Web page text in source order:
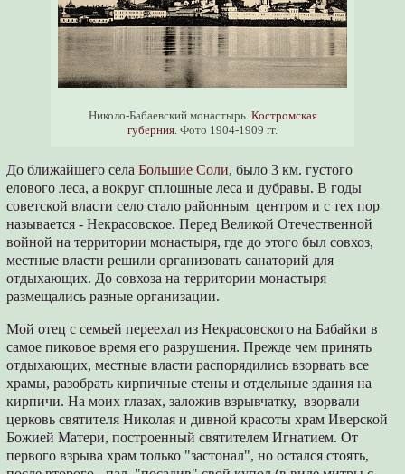
Николо-Бабаевский монастырь. Костромская
губерния. Фото 1904-1909 гг.
До ближайшего селаБольшие Соли, было 3 км. густого
елового леса, а вокруг сплошные леса и дубравы. В годы
советской власти село стало районным центром и с тех пор
называется - Некрасовское. Перед Великой Отечественной
войной на территории монастыря, где до этого был совхоз,
местные власти решили организовать санаторий для
отдыхающих. До совхоза на территории монастыря
размещались разные организации.
Мой отец с семьей переехал из Некрасовского на Бабайки в
самое пиковое время его разрушения. Прежде чем принять
отдыхающих, местные власти распорядились взорвать все
храмы, разобрать кирпичные стены и отдельные здания на
кирпичи. На моих глазах, заложив взрывчатку, взорвали
церковь святителя Николая и дивной красоты храм Иверской
Божией Матери, построенный святителем Игнатием. От
первого взрыва храм только "застонал", но остался стоять,